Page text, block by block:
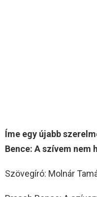
Íme egy újabb
Bence: A szívem nem
Szövegíró: Molnár